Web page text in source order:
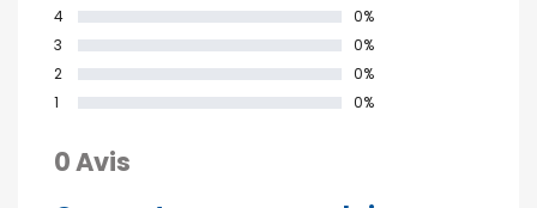
4
0%
3
0%
2
0%
1
0%
0 Avis